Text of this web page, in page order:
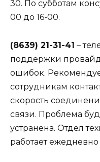
30. По субботам
00 до 16-00.
(8639) 21-31-41 –
поддержки
ошибок.
сотрудникам
скорость
связи. Проблема
устранена. Отдел
работает